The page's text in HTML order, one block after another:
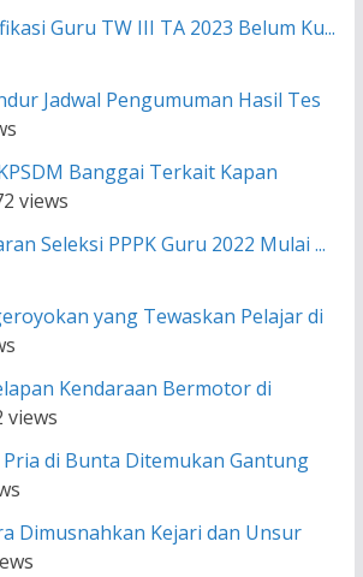
Guru TW III TA 2023 Belum Ku...
Jadwal Pengumuman Hasil Tes
Banggai Terkait Kapan
views
Seleksi PPPK Guru 2022 Mulai ...
yang Tewaskan Pelajar di
Kendaraan Bermotor di
views
di Bunta Ditemukan Gantung
Dimusnahkan Kejari dan Unsur